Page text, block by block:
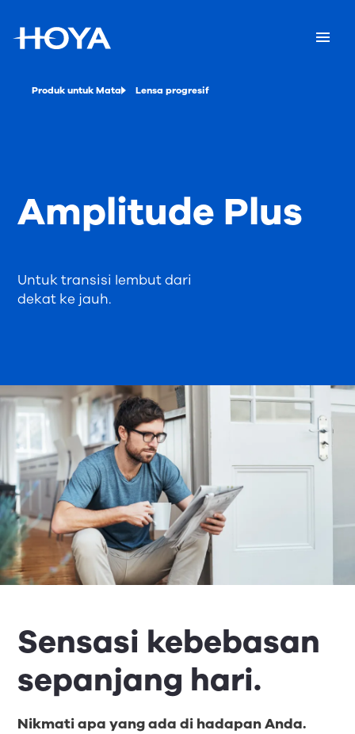
Produk untuk Mata Lensa progresif
Untuk transisi lembut dari
dekat ke jauh.
Amplitude Plus
Sensasi kebebasan
sepanjang hari.
Nikmati apa yang ada di hadapan Anda.